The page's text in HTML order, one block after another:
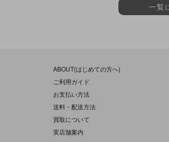
一覧
ABOUT(はじめての方へ)
ご利用ガイド
お支払い方法
送料・配送方法
買取について
実店舗案内